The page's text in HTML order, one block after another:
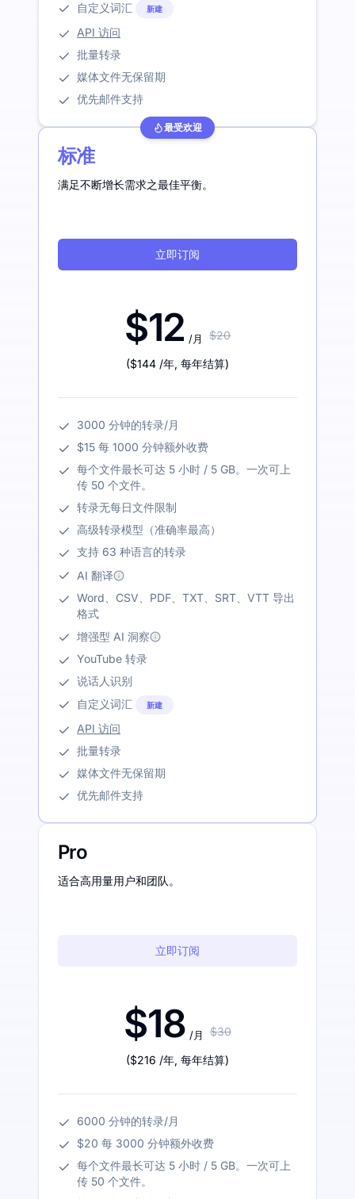
自定义词汇
新建
API 访问
批量转录
媒体文件无保留期
优先邮件支持
最受欢迎
标准
满足不断增长需求之最佳平衡。
立即订阅
$12 /月 $20
($144 /年, 每年结算)
3000 分钟的转录/月
$15 每 1000 分钟额外收费
每个文件最长可达 5 小时 / 5 GB。一次可上
传 50 个文件。
转录无每日文件限制
高级转录模型（准确率最高）
支持 63 种语言的转录
AI 翻译
Word、CSV、PDF、TXT、SRT、VTT 导出
格式
增强型 AI 洞察
YouTube 转录
说话人识别
自定义词汇
新建
API 访问
批量转录
媒体文件无保留期
优先邮件支持
Pro
适合高用量用户和团队。
立即订阅
$18 /月 $30
($216 /年, 每年结算)
6000 分钟的转录/月
$20 每 3000 分钟额外收费
每个文件最长可达 5 小时 / 5 GB。一次可上
传 50 个文件。